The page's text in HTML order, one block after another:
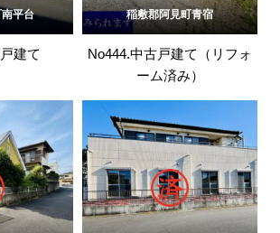
平台
建て
稲敷郡阿見町青宿
No444.中古戸建て（リフォ
ーム済み）